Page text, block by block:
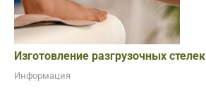
Изготовление разгрузочных стелек
Информация